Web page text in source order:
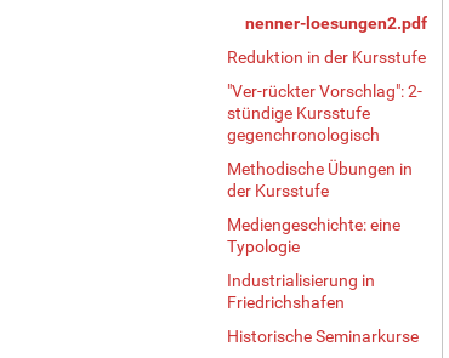
nenner-loesungen2.pdf
Reduktion in der Kursstufe
"Ver-rückter Vorschlag": 2-
stündige Kursstufe
gegenchronologisch
Methodische Übungen in
der Kursstufe
Mediengeschichte: eine
Typologie
Industrialisierung in
Friedrichshafen
Historische Seminarkurse